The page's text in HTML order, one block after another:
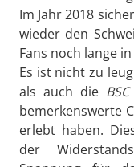
Im Jahr 2018
wieder den
Fans noch lange
Es ist nicht zu
als auch die
bemerkenswerte
erlebt haben.
der